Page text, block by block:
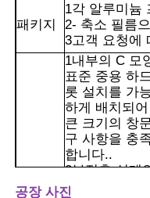
집
패키지
1각 알루미늄
2- 축소 필름
3고객 요청에
1내부의 C 모
표준 중용 하
롯 설치를 가
하게 배치되
큰 크기의 창
구 사항을 충
합니다..
2부적층 설계
프로파일의
공장 사진